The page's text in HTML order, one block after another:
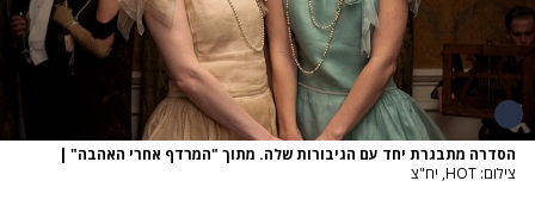
הסדרה מתבגרת יחד עם הגיבורות שלה. מתוך "המרדף אחרי האהבה" |
צילום: HOT, יח"צ